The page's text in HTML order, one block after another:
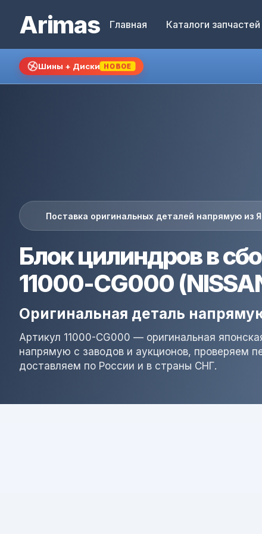
Arimas Главная Каталоги запчастей
Шины + Диски НОВОЕ
Поставка оригинальных деталей напрямую из
Блок цилиндров в
11000-CG000
Оригинальная деталь
Артикул 11000-CG000 — оригинальная
напрямую с заводов и аукционов, проверяем
доставляем по России и в страны СНГ.